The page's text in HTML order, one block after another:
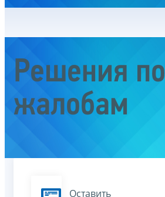
Решения по
жалобам
Оставить